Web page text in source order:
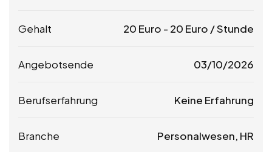
Gehalt 20 Euro - 20 Euro / Stunde
Angebotsende 03/10/2026
Berufserfahrung Keine Erfahrung
Branche Personalwesen, HR